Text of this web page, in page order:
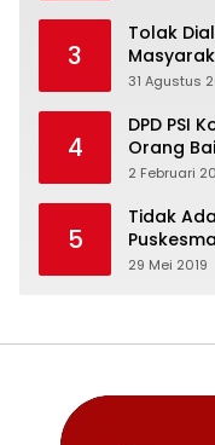
3
Tolak
31 Agustus
4
DPD PSI
Orang
2 Februari
5
Tidak
29 Mei 2019